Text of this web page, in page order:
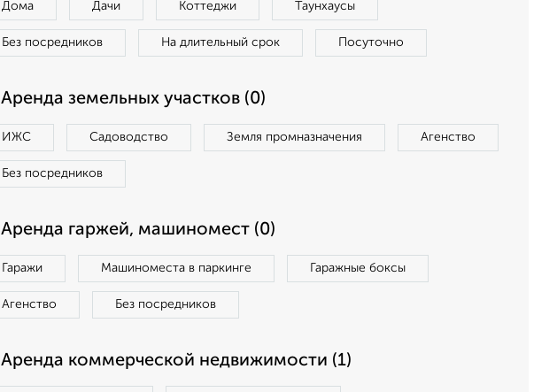
Дома Дачи Коттеджи Таунхаусы
Без посредников На длительный срок Посуточно
Аренда земельных участков (0)
ИЖС Садоводство Земля промназначения Агенство
Без посредников
Аренда гаржей, машиномест (0)
Гаражи Машиноместа в паркинге Гаражные боксы
Агенство Без посредников
Аренда коммерческой недвижимости (1)